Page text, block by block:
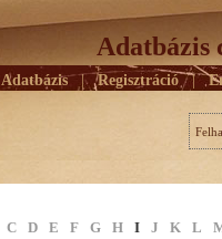
Adatbázis
Adatbázis | Regisztráció |
C D E F G H I J K L